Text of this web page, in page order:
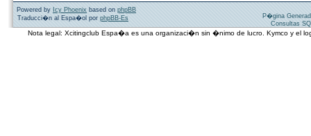
Powered by Icy Phoenix based on phpBB
Traducci�n al Espa�ol por phpBB-Es
P�gina
Consultas
Nota legal: Xcitingclub Espa�a es una organizaci�n sin �nimo de lucro. Kymco y el